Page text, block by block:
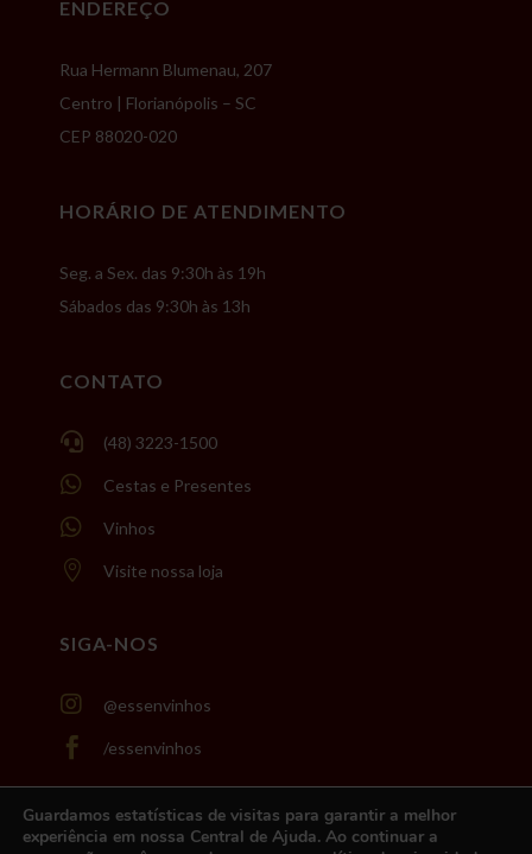
ENDEREÇO
Rua Hermann Blumenau, 207
Centro | Florianópolis – SC
CEP 88020-020
HORÁRIO DE ATENDIMENTO
Seg. a Sex. das 9:30h às 19h
Sábados das 9:30h às 13h
CONTATO
 (48) 3223-1500
 Cestas e Presentes
 Vinhos
 Visite nossa loja
SIGA-NOS
 @essenvinhos
 /essenvinhos
Guardamos estatísticas de visitas para garantir a melhor
experiência em nossa Central de Ajuda. Ao continuar a